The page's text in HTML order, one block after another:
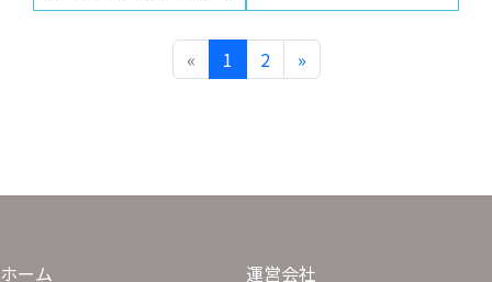
« 1 2 »
ホーム 運営会社